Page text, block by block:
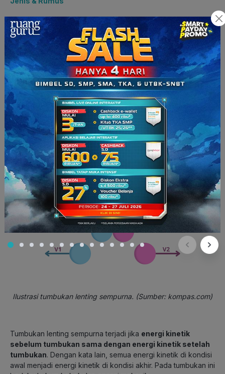
Pada Hukum Kekekalan Momentum, dikenal istilahtumbukan
yang dialami oleh benda-benda yang saling bertabrakan.
Benda yang bertabrakan, seperti halnya bola-bola pada lato-
lato, akan mengalami tumbukan yang jenisnya berbeda-beda
tergantung dari kondisinya.
Jenis-jenis tumbukan ini dibedakan berdasarkan perubahan
energi yang terjadi. Tumbukan sendiri terdiri atas tiga jenis,
yaitu tumbukan lenting sempurna, tumbukan lenting sebagian,
dan tumbukan tidak lenting sama sekali (tidak elastis).
pada permainan lato-lato jenis tumbukan yang terjadi, yaitu
tumbukan lenting sempurna.
Ilustrasi tumbukan lenting sempurna. (Sumber: kompas.com)
Tumbukan lenting sempurna terjadi jika energi kinetik
sebelum tumbukan sama dengan energi kinetik setelah
tumbukan. Dengan kata lain, semua energi kinetik di kondisi
awal menjadi energi kinetik di kondisi akhir. Pada tumbukan ini